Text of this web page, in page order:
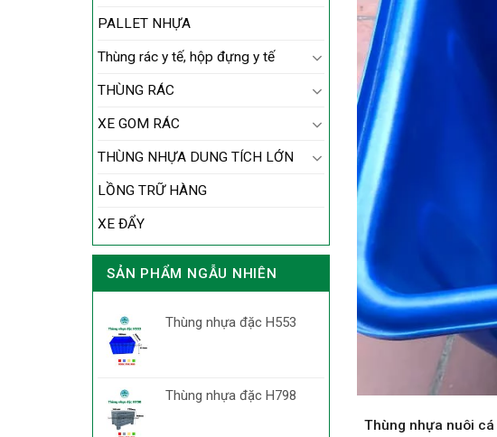
PALLET NHỰA
Thùng rác y tế, hộp đựng y tế
THÙNG RÁC
XE GOM RÁC
THÙNG NHỰA DUNG TÍCH LỚN
LỒNG TRỮ HÀNG
XE ĐẨY
SẢN PHẨM NGẪU NHIÊN
Thùng nhựa đặc H553
Thùng nhựa đặc H798
Thùng nhựa nuôi cá